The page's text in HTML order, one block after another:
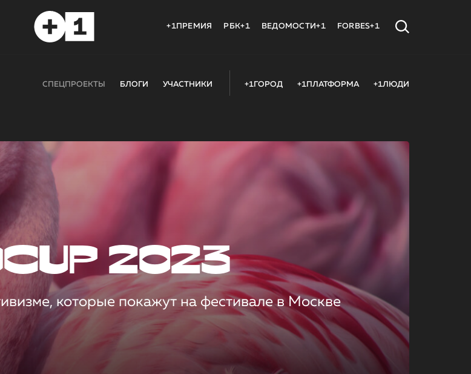
+1ПРЕМИЯ РБК+1 ВЕДОМОСТИ+1 FORBES+1
СПЕЦПРОЕКТЫ БЛОГИ УЧАСТНИКИ +1ГОРОД +1ПЛАТФОРМА +1ЛЮДИ
2023
которые покажут на фестивале в Москве